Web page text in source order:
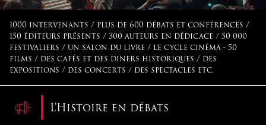
1000 intervenants / plus de 600 débats et conférences /
150 éditeurs présents / 300 auteurs en dédicace / 50 000
festivaliers / un salon du livre / le cycle cinéma - 50
films / des cafés et des diners historiques / des
expositions / des concerts / des spectacles etc.
L'Histoire en débats